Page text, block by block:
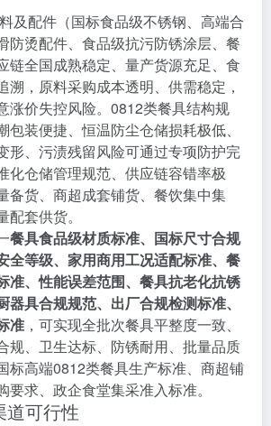
及配件（国标食品级不锈钢、高端合
防烫配件、食品级抗污防锈涂层、餐
链全国成熟稳定、量产货源充足、食
溯，原料采购成本透明、供需稳定，
涨价失控风险。0812类餐具结构规
包装便捷、恒温防尘仓储损耗极低、
形、污渍残留风险可通过专项防护完
化仓储管理规范、供应链容错率极
备货、商超成套铺货、餐饮集中集
套供货。
餐具食品级材质标准、国标尺寸合规
全等级、家用商用工况适配标准、餐
准、性能误差范围、餐具抗老化抗锈
器具合规规范、出厂合规检测标准、
准 ，可实现全批次餐具平整度一致、
规、卫生达标、防锈耐用、批量品质
标高端0812类餐具生产标准、商超铺
要求、政企食堂集采准入标准。
道可行性